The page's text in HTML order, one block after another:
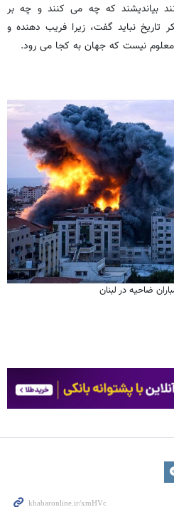
بیاندیشند که چه می کنند و چه بر
تاریخ نباید گفت، زیرا فریب دهنده و
نیست که جهان به کجا می رود.
ضاحیه در لبنان